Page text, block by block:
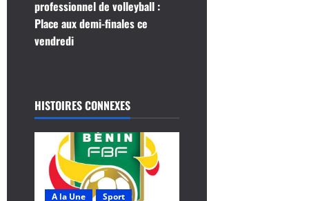
g
a
i
o
professionnel de volleyball :
Place aux demi-finales ce
vendredi
HISTOIRES CONNEXES
A la Une Sport